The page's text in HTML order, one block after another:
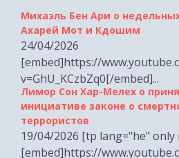
24/04/2026
[embed]https://
v=GhU_KCzbZq0[/embed]...
Лимор Сон Хар-Мелех о
инициативе законе о
террористов
19/04/2026 [tp lang="he" only
[embed]https://
v=zgaWSHkmgFg[/embed...
Михаэль Бен Ари о